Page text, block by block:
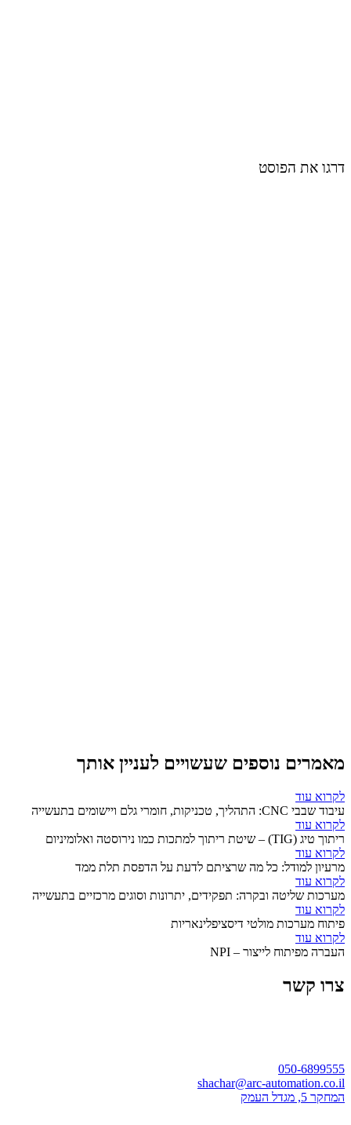
דרגו את הפוסט
מאמרים נוספים שעשויים לעניין אותך
לקרוא עוד
עיבוד שבבי CNC: התהליך, טכניקות, חומרי גלם ויישומים בתעשייה
לקרוא עוד
ריתוך טיג (TIG) – שיטת ריתוך למתכות כמו נירוסטה ואלומיניום
לקרוא עוד
מרעיון למודל: כל מה שרציתם לדעת על הדפסת תלת ממד
לקרוא עוד
מערכות שליטה ובקרה: תפקידים, יתרונות וסוגים מרכזיים בתעשייה
לקרוא עוד
פיתוח מערכות מולטי דיסציפלינאריות
לקרוא עוד
העברה מפיתוח לייצור – NPI
צרו קשר
050-6899555
shachar@arc-automation.co.il
המחקר 5, מגדל העמק